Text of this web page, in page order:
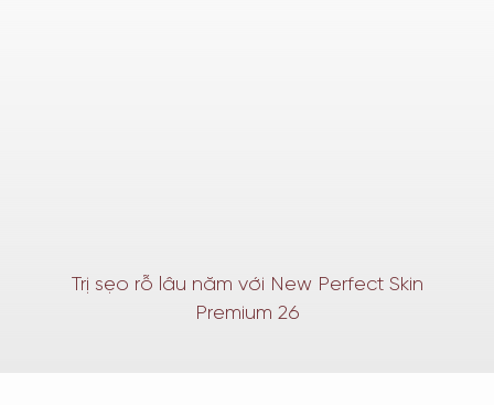
Trị sẹo rỗ lâu năm với New Perfect Skin
Premium 26